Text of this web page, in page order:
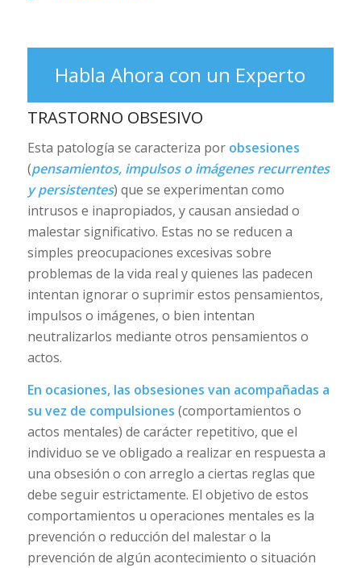
Habla Ahora con un Experto
TRASTORNO OBSESIVO
Esta patología se caracteriza por obsesiones
(pensamientos, impulsos o imágenes recurrentes
y persistentes) que se experimentan como
intrusos e inapropiados, y causan ansiedad o
malestar significativo. Estas no se reducen a
simples preocupaciones excesivas sobre
problemas de la vida real y quienes las padecen
intentan ignorar o suprimir estos pensamientos,
impulsos o imágenes, o bien intentan
neutralizarlos mediante otros pensamientos o
actos.
En ocasiones, las obsesiones van acompañadas a
su vez de compulsiones (comportamientos o
actos mentales) de carácter repetitivo, que el
individuo se ve obligado a realizar en respuesta a
una obsesión o con arreglo a ciertas reglas que
debe seguir estrictamente. El objetivo de estos
comportamientos u operaciones mentales es la
prevención o reducción del malestar o la
prevención de algún acontecimiento o situación